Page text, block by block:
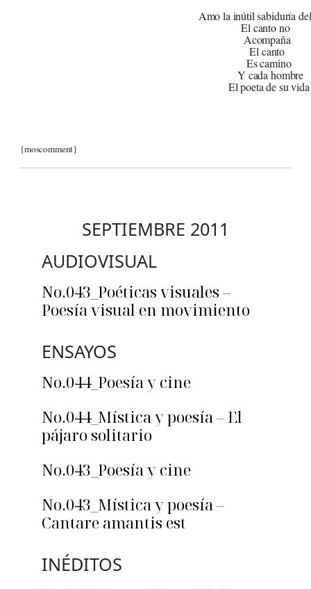
Amo la inútil sabiduría del
El canto no
Acompaña
El canto
Es camino
Y cada hombre
El poeta de su vida
{moscomment}
SEPTIEMBRE 2011
AUDIOVISUAL
No.043_Poéticas visuales –
Poesía visual en movimiento
ENSAYOS
No.044_Poesía y cine
No.044_Mística y poesía – El
pájaro solitario
No.043_Poesía y cine
No.043_Mística y poesía –
Cantare amantis est
INÉDITOS